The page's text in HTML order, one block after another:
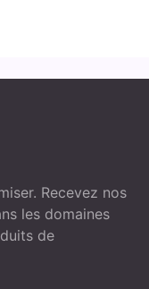
Recevez nos
les domaines
de